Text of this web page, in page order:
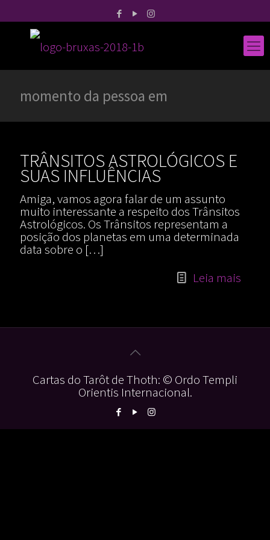
momento da pessoa em
TRÂNSITOS ASTROLÓGICOS E
SUAS INFLUÊNCIAS
Amiga, vamos agora falar de um assunto
muito interessante a respeito dos Trânsitos
Astrológicos. Os Trânsitos representam a
posição dos planetas em uma determinada
data sobre o […]
Leia mais
Cartas do Tarôt de Thoth: © Ordo Templi
Orientis Internacional.